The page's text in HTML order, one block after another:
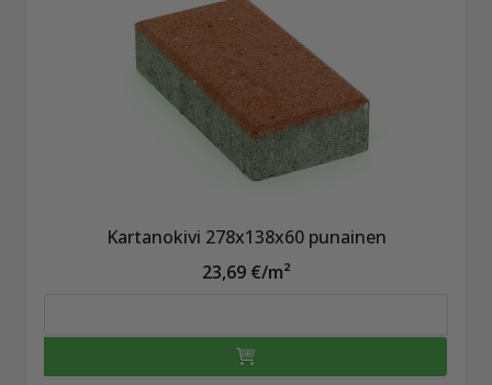
Kartanokivi 278x138x60 punainen
23,69 €/m²